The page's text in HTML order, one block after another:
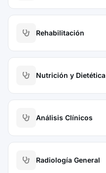
Rehabilitación
Nutrición y Dietética
Análisis Clínicos
Radiología General